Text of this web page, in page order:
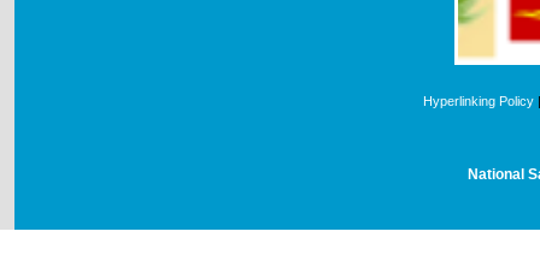
Hyperlinking Policy
National